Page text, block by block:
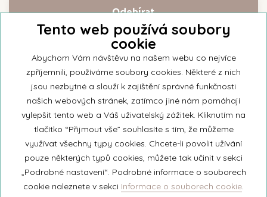
Přihlašte se k našemu newsletteru a buďte jako první informováni o
nejnovějších kolekcích svíček a aktualitách z rodinné firmy Unipar.
© 2026 Unipar
+420 571 651 531
eshop@unipar.cz
Tento web používá soubory
cookie
Abychom Vám návštěvu na našem webu co nejvíce
zpříjemnili, používáme soubory cookies. Některé z nich
jsou nezbytné a slouží k zajíštění správné funkčnosti
našich webových stránek, zatímco jiné nám pomáhají
vylepšit tento web a Váš uživatelský zážitek. Kliknutím na
tlačítko “Přijmout vše” souhlasíte s tím, že můžeme
využívat všechny typy cookies. Chcete-li povolit užívání
pouze některých typů cookies, můžete tak učinit v sekci
„Podrobné nastavení“. Podrobné informace o souborech
cookie naleznete v sekci Informace o souborech cookie.